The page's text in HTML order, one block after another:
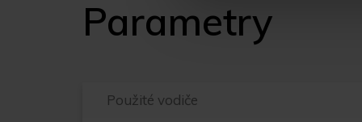
Parametry
Použité vodiče